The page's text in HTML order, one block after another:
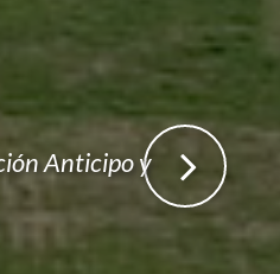
Anticipo y